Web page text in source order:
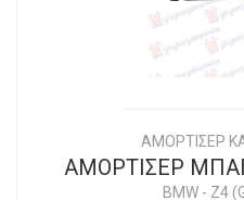
ΑΜΟΡΤΙΣΕΡ
ΑΜΟΡΤΙΣΕΡ
BMW- Z4